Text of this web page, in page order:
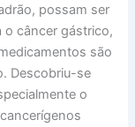
possam ser
o câncer gástrico,
são
Descobriu-se
o